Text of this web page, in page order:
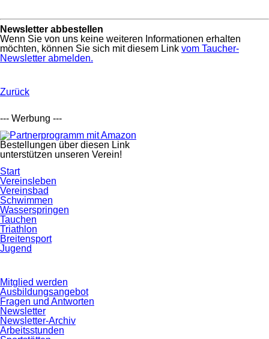
Newsletter abbestellen
Wenn Sie von uns keine weiteren Informationen erhalten
möchten, können Sie sich mit diesem Link vom Taucher-
Newsletter abmelden.
Zurück
--- Werbung ---
Bestellungen über diesen Link
unterstützen unseren Verein!
Navigation
überspringen
Start
Vereinsleben
Vereinsbad
Schwimmen
Wasserspringen
Tauchen
Triathlon
Breitensport
Jugend
Navigation
überspringen
Mitglied werden
Ausbildungsangebot
Fragen und Antworten
Newsletter
Newsletter-Archiv
Arbeitsstunden